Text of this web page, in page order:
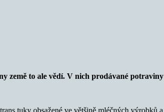
země to ale vědí. V nich prodávané
tuky obsažené ve většině mléčných výrobků